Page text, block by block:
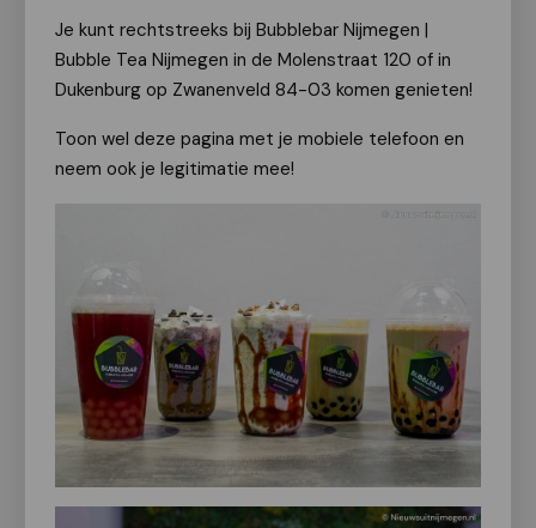
Je kunt rechtstreeks bij Bubblebar Nijmegen |
Bubble Tea Nijmegen in de Molenstraat 120 of in
Dukenburg op Zwanenveld 84-03 komen genieten!
Toon wel deze pagina met je mobiele telefoon en
neem ook je legitimatie mee!